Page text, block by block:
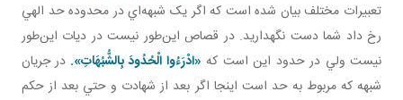
تعبيرات مختلف بيان شده است که اگر يک شبهه‌اي در محدوده حد الهي
رخ داد شما دست نگهداريد. در قصاص اين‌طور نيست در ديات اين‌طور
نيست ولي در حدود اين است که «ادْرَءُوا الْحُدُودَ بِالشُّبُهَاتِ». در جريان
شبهه که مربوط به حد است اينجا اگر بعد از شهادت و حتي بعد از حکم